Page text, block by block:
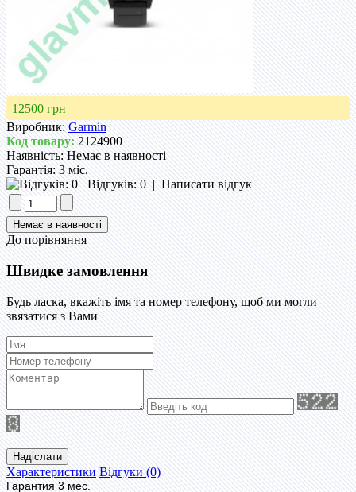
12500 грн
Виробник: Garmin
Код товару:2124900
Наявність:Немає в наявності
Гарантія:3 міс.
Відгуків: 0|Написати відгук
До порівняння
Швидке замовлення
Будь ласка, вкажіть імя та номер телефону, щоб ми могли
звязатися з Вами
Надіслати
Характеристики Відгуки (0)
Гарантия 3 мес.